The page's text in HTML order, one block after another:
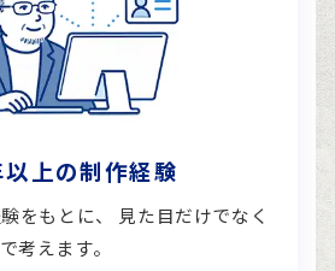
上の制作経験
をもとに、 見た目だけでなく
考えます。